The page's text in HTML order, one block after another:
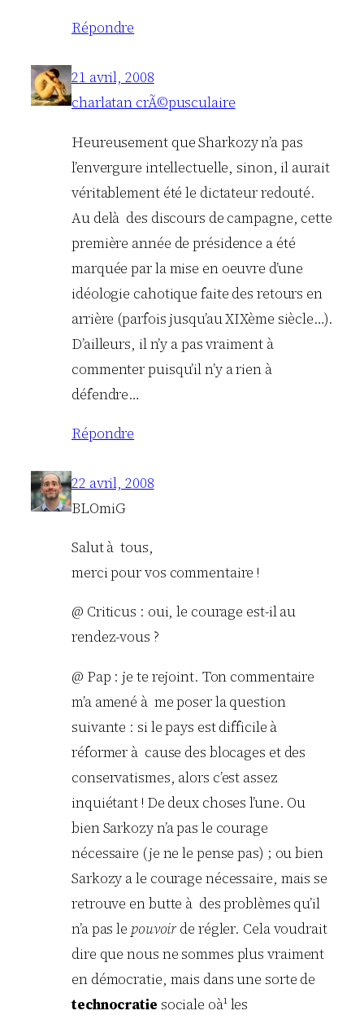
Répondre
21 avril, 2008
charlatan crÃ©pusculaire
Heureusement que Sharkozy n’a pas
l’envergure intellectuelle, sinon, il aurait
véritablement été le dictateur redouté.
Au delà des discours de campagne, cette
première année de présidence a été
marquée par la mise en oeuvre d’une
idéologie cahotique faite des retours en
arrière (parfois jusqu’au XIXème siècle…).
D’ailleurs, il n’y a pas vraiment à
commenter puisqu’il n’y a rien à
défendre…
Répondre
22 avril, 2008
BLOmiG
Salut à tous,
merci pour vos commentaire !
@ Criticus : oui, le courage est-il au
rendez-vous ?
@ Pap : je te rejoint. Ton commentaire
m’a amené à me poser la question
suivante : si le pays est difficile à
réformer à cause des blocages et des
conservatismes, alors c’est assez
inquiétant ! De deux choses l’une. Ou
bien Sarkozy n’a pas le courage
nécessaire (je ne le pense pas) ; ou bien
Sarkozy a le courage nécessaire, mais se
retrouve en butte à des problèmes qu’il
n’a pas le pouvoir de régler. Cela voudrait
dire que nous ne sommes plus vraiment
en démocratie, mais dans une sorte de
technocratie sociale oà¹ les